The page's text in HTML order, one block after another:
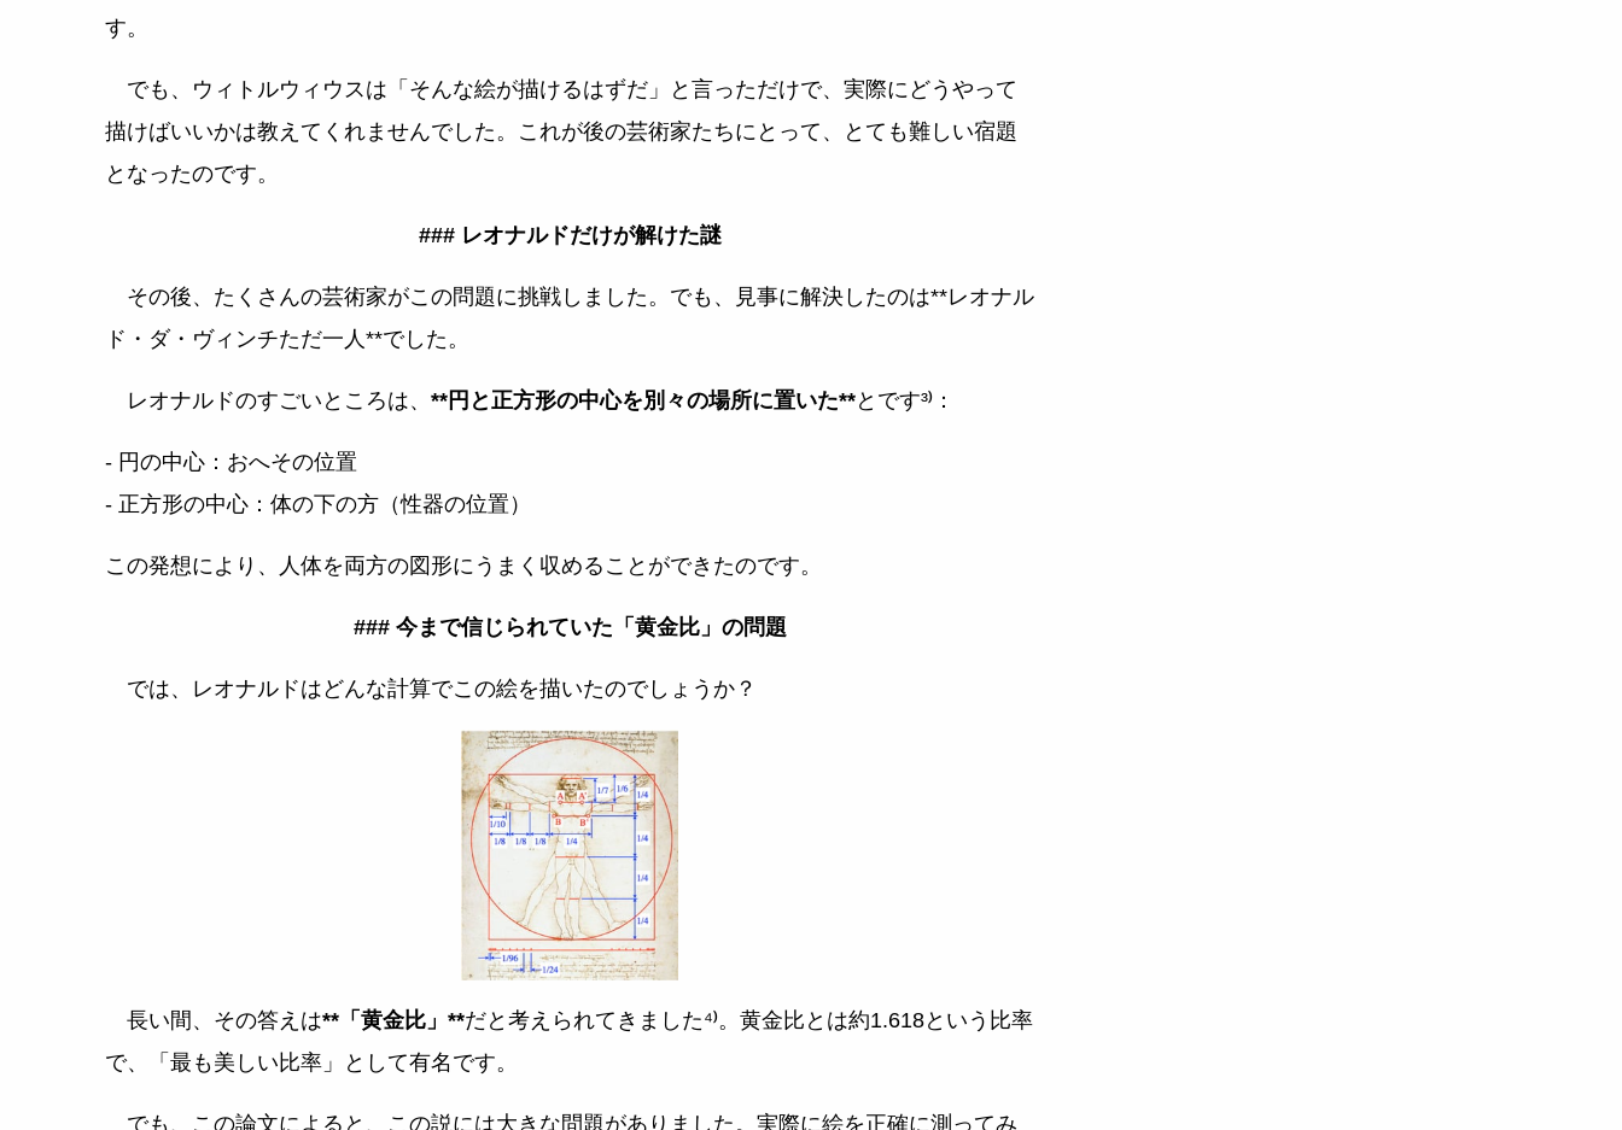
す。
でも、ウィトルウィウスは「そんな絵が描けるはずだ」と言っただけで、実際にどうやって
描けばいいかは教えてくれませんでした。これが後の芸術家たちにとって、とても難しい宿題
となったのです。
### レオナルドだけが解けた謎
その後、たくさんの芸術家がこの問題に挑戦しました。でも、見事に解決したのは**レオナル
ド・ダ・ヴィンチただ一人**でした。
レオナルドのすごいところは、 **円と正方形の中心を別々の場所に置いた**とです³⁾：
- 円の中心：おへその位置
- 正方形の中心：体の下の方（性器の位置）
この発想により、人体を両方の図形にうまく収めることができたのです。
### 今まで信じられていた「黄金比」の問題
では、レオナルドはどんな計算でこの絵を描いたのでしょうか？
長い間、その答えは**「黄金比」**だと考えられてきました⁴⁾。黄金比とは約1.618という比率
で、「最も美しい比率」として有名です。
でも、この論文によると、この説には大きな問題がありました。実際に絵を正確に測ってみ